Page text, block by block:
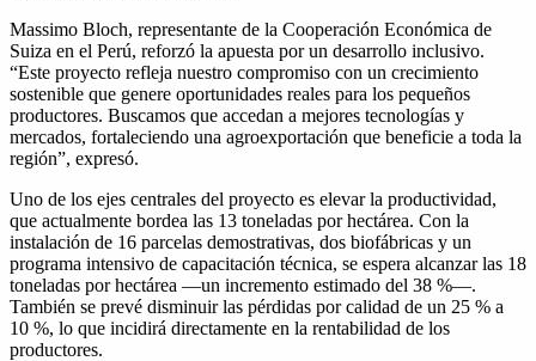
Massimo Bloch, representante de la Cooperación Económica de
Suiza en el Perú, reforzó la apuesta por un desarrollo inclusivo.
“Este proyecto refleja nuestro compromiso con un crecimiento
sostenible que genere oportunidades reales para los pequeños
productores. Buscamos que accedan a mejores tecnologías y
mercados, fortaleciendo una agroexportación que beneficie a toda la
región”, expresó.
Uno de los ejes centrales del proyecto es elevar la productividad,
que actualmente bordea las 13 toneladas por hectárea. Con la
instalación de 16 parcelas demostrativas, dos biofábricas y un
programa intensivo de capacitación técnica, se espera alcanzar las 18
toneladas por hectárea —un incremento estimado del 38 %—.
También se prevé disminuir las pérdidas por calidad de un 25 % a
10 %, lo que incidirá directamente en la rentabilidad de los
productores.